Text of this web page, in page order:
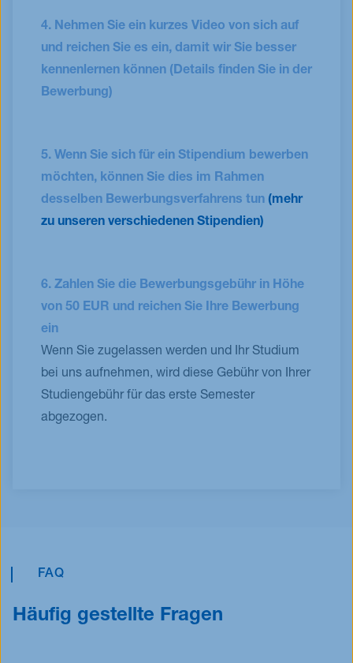
4. Nehmen Sie ein kurzes Video von sich auf
und reichen Sie es ein, damit wir Sie besser
kennenlernen können (Details finden Sie in der
Bewerbung)
5. Wenn Sie sich für ein Stipendium bewerben
möchten, können Sie dies im Rahmen
desselben Bewerbungsverfahrens tun (mehr
zu unseren verschiedenen Stipendien)
6. Zahlen Sie die Bewerbungsgebühr in Höhe
von 50 EUR und reichen Sie Ihre Bewerbung
ein
Wenn Sie zugelassen werden und Ihr Studium
bei uns aufnehmen, wird diese Gebühr von Ihrer
Studiengebühr für das erste Semester
abgezogen.
FAQ
Häufig gestellte Fragen